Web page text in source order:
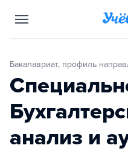
Бакалавриат, профиль
анализ и